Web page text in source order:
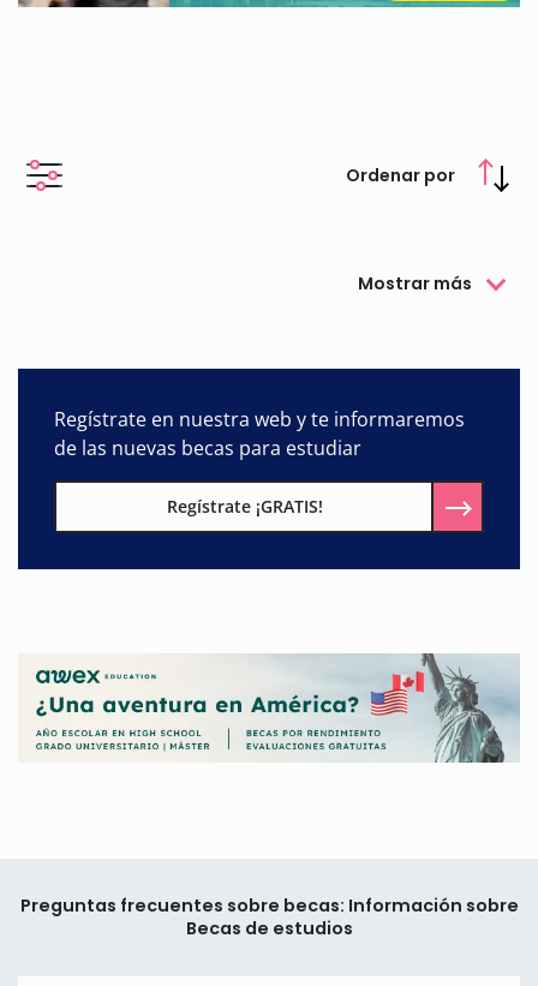
Ordenar por
Mostrar más
Regístrate en nuestra web y te informaremos
de las nuevas becas para estudiar
Regístrate ¡GRATIS!
Preguntas frecuentes sobre becas: Información sobre
Becas de estudios